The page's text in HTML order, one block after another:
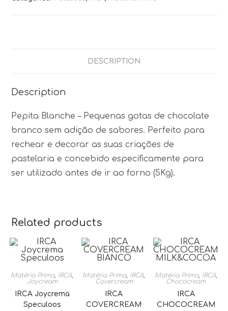
DESCRIPTION
Description
Pepita Blanche – Pequenas gotas de chocolate
branco sem adição de sabores. Perfeito para
rechear e decorar as suas criações de
pastelaria e concebido especificamente para
ser utilizado antes de ir ao forno (5Kg).
Related products
Matéria Prima, IRCA,
Joycream
IRCA Joycrema
Speculoos
Matéria Prima, IRCA,
Covercream
IRCA
COVERCREAM
Matéria Prima, IRCA,
Chococream
IRCA
CHOCOCREAM